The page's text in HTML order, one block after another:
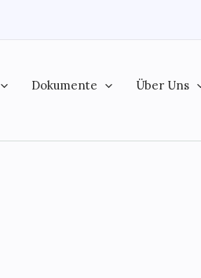
Dokumente Über Uns